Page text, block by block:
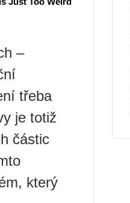
–
třeba
je totiž
částic
který